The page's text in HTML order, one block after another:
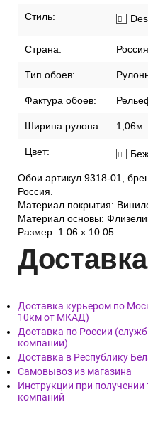
Стиль:
Страна: Россия
Тип обоев:
Фактура обоев:
Ширина рулона: 1,06м
Цвет:
Обои артикул 9318-01,
Россия.
Материал покрытия:
Материал основы:
Размер: 1.06 x 10.05
Доставка
Доставка курьером по
10км от МКАД)
Доставка по России
компании)
Доставка в Республику
Самовывоз из магазина
Инструкции при
компаний